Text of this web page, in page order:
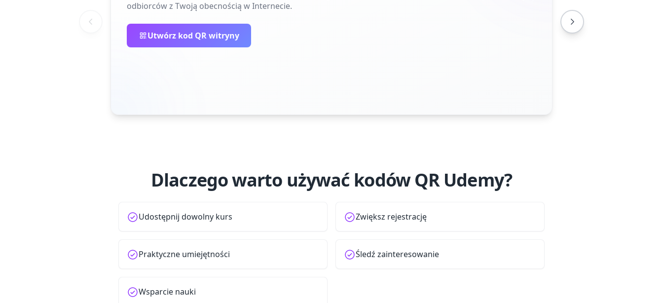
odbiorców z Twoją obecnością w Internecie.
Utwórz kod QR witryny
Dlaczego warto używać kodów QR Udemy?
Udostępnij dowolny kurs Zwiększ rejestrację
Praktyczne umiejętności Śledź zainteresowanie
Wsparcie nauki